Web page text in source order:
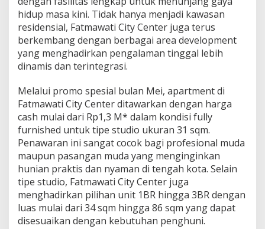
S
t
r
a
t
s
J
a
k
a
r
t
a
S
e
a
t
hidup masa kini. Tidak hanya menjadi kawasan
residensial, Fatmawati City Center juga terus
berkembang dengan berbagai area development
yang menghadirkan pengalaman tinggal lebih
dinamis dan terintegrasi.
Melalui promo spesial bulan Mei, apartment di
Fatmawati City Center ditawarkan dengan harga
cash mulai dari Rp1,3 M* dalam kondisi fully
furnished untuk tipe studio ukuran 31 sqm.
Penawaran ini sangat cocok bagi profesional muda
maupun pasangan muda yang menginginkan
hunian praktis dan nyaman di tengah kota. Selain
tipe studio, Fatmawati City Center juga
menghadirkan pilihan unit 1BR hingga 3BR dengan
luas mulai dari 34 sqm hingga 86 sqm yang dapat
disesuaikan dengan kebutuhan penghuni.